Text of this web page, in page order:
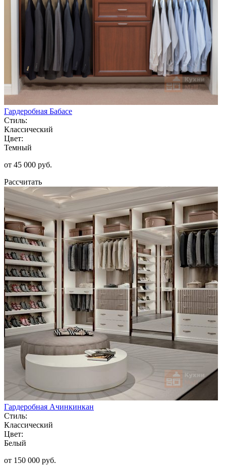
Гардеробная Бабасе
Стиль:
Классический
Цвет:
Темный
от 45 000 руб.
Рассчитать
Гардеробная Ачинкинкан
Стиль:
Классический
Цвет:
Белый
от 150 000 руб.